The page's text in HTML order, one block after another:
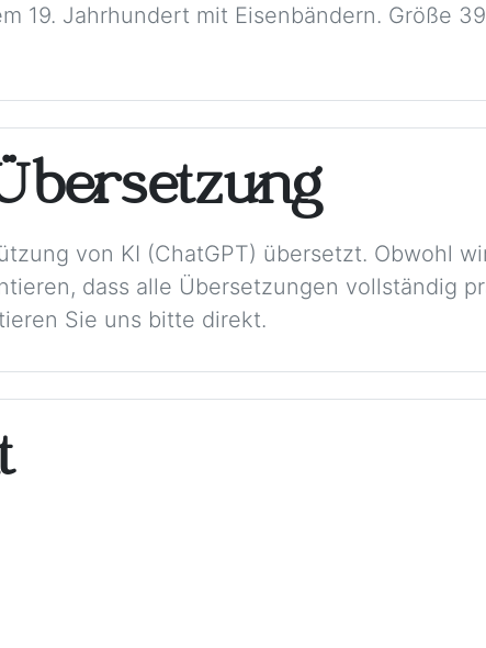
19. Jahrhundert mit Eisenbändern. Größe
von KI (ChatGPT) übersetzt. Obwohl
dass alle Übersetzungen vollständig
Sie uns bitte direkt.